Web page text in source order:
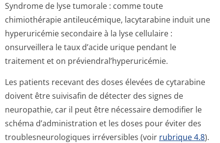
Syndrome de lyse tumorale : comme toute
chimiothérapie antileucémique, lacytarabine induit une
hyperuricémie secondaire à la lyse cellulaire :
onsurveillera le taux d’acide urique pendant le
traitement et on préviendral’hy­peruricémie.
Les patients recevant des doses élevées de cytarabine
doivent être suivisafin de détecter des signes de
neuropathie, car il peut être nécessaire demodifier le
schéma d’administration et les doses pour éviter des
troublesneuro­logiques irréversibles (voir rubrique 4.8).